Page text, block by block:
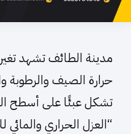
مدينة الطائف تشهد
حرارة الصيف والرطوبة
تشكل عبئًا على أسطح
“العزل الحراري